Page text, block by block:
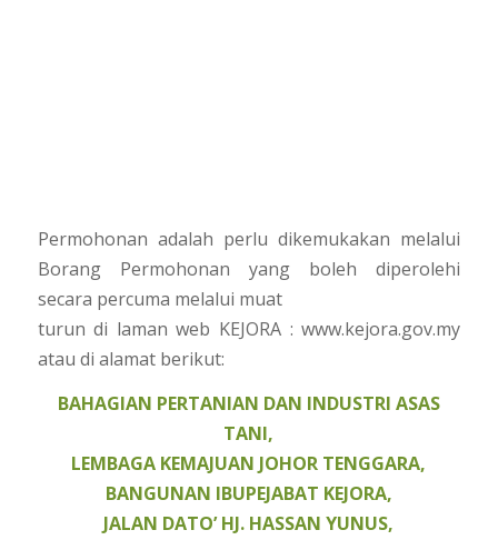
Permohonan adalah perlu dikemukakan melalui
Borang Permohonan yang boleh diperolehi
secara percuma melalui muat
turun di laman web KEJORA : www.kejora.gov.my
atau di alamat berikut:
BAHAGIAN PERTANIAN DAN INDUSTRI ASAS
TANI,
LEMBAGA KEMAJUAN JOHOR TENGGARA,
BANGUNAN IBUPEJABAT KEJORA,
JALAN DATO’ HJ. HASSAN YUNUS,